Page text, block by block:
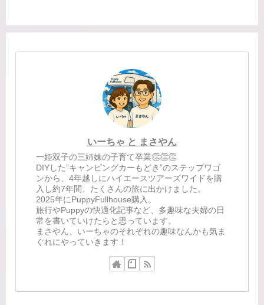
いーちゃ と まさやん
一姫双子の三姉妹の子育て卒業👏👏👏
DIYした”キャンピングカーもどき”のステップワゴ
ンから、4年越しにハイエースツアーズワイドを購
入し約7年間、たくさんの旅に出かけました。
2025年にPuppyFullhouse購入。
旅行やPuppyの快適化記事など、多趣味な夫婦の日
常を書いていけたらと思っています。
まさやん、いーちゃのそれぞれの趣味なんかも気ま
ぐれにやっていきます！